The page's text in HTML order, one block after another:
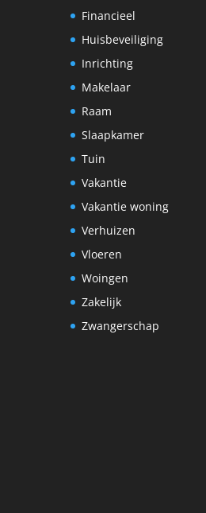
Financieel
Huisbeveiliging
Inrichting
Makelaar
Raam
Slaapkamer
Tuin
Vakantie
Vakantie woning
Verhuizen
Vloeren
Woingen
Zakelijk
Zwangerschap